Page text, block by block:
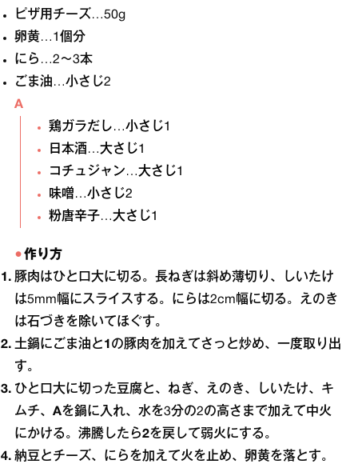
ピザ用チーズ…50g
卵黄…1個分
にら…2〜3本
ごま油…小さじ2
A
鶏ガラだし…小さじ1
日本酒…大さじ1
コチュジャン…大さじ1
味噌…小さじ2
粉唐辛子…大さじ1
作り方
豚肉はひと口大に切る。長ねぎは斜め薄切り、しいたけ
は5mm幅にスライスする。にらは2cm幅に切る。えのき
は石づきを除いてほぐす。
土鍋にごま油と 1 の豚肉を加えてさっと炒め、一度取り出
す。
ひと口大に切った豆腐と、ねぎ、えのき、しいたけ、キ
ムチ、 Aを鍋に入れ、水を3分の2の高さまで加えて中火
にかける。沸騰したら2を戻して弱火にする。
納豆とチーズ、にらを加えて火を止め、卵黄を落とす。